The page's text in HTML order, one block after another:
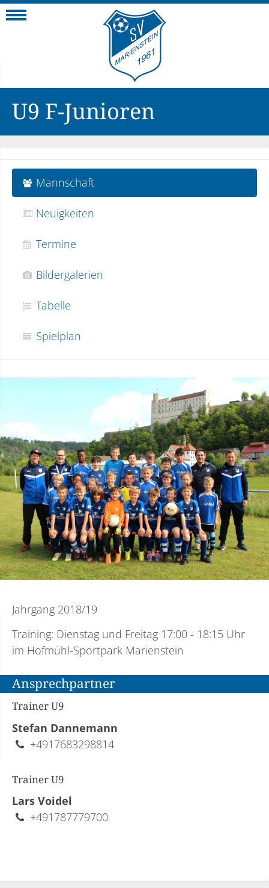
U9 F-Junioren
Mannschaft
Neuigkeiten
Termine
Bildergalerien
Tabelle
Spielplan
Jahrgang 2018/19
Training: Dienstag und Freitag 17:00 - 18:15 Uhr
im Hofmühl-Sportpark Marienstein
Ansprechpartner
Trainer U9
Stefan Dannemann
+4917683298814
Trainer U9
Lars Voidel
+491787779700